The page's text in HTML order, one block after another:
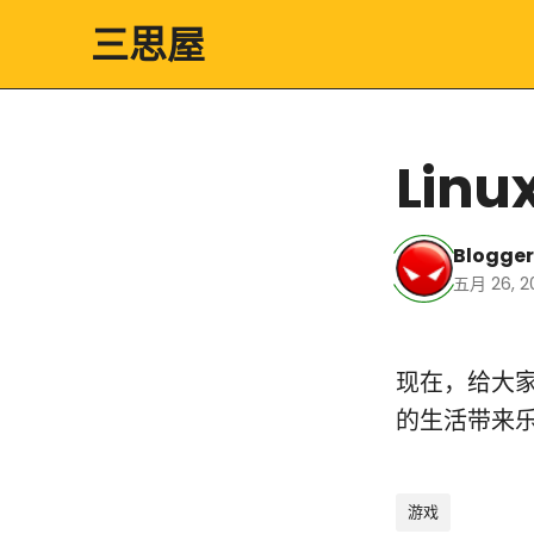
三思屋
Blogger
五月 26,
现在，给大
的生活带来
游戏